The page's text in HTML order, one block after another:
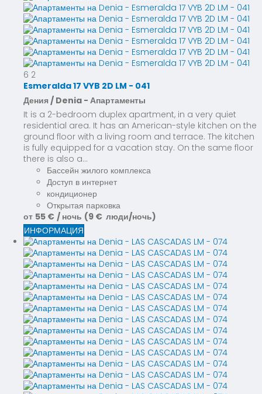
6 2
Esmeralda 17 VYB 2D LM - 041
Дения / Denia - Апартаменты
It is a 2-bedroom duplex apartment, in a very quiet
residential area. It has an American-style kitchen on the
ground floor with a living room and terrace. The kitchen
is fully equipped for a vacation stay. On the same floor
there is also a...
Бассейн жилого комплекса
Доступ в интернет
кондиционер
Открытая парковка
от 55 € / ночь (9 € люди/ночь)
ИНФОРМАЦИЯ